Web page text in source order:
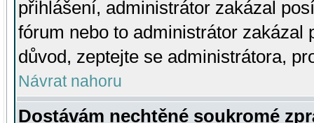
přihlášení, administrátor zakázal
fórum nebo to administrátor zakázal
důvod, zeptejte se administrátora,
Návrat nahoru
Dostávám nechtěné soukromé